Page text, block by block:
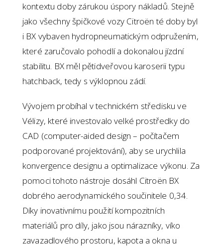
kontextu doby zárukou úspory nákladů. Stejně
jako všechny špičkové vozy Citroën té doby byl
i BX vybaven hydropneumatickým odpružením,
které zaručovalo pohodlí a dokonalou jízdní
stabilitu. BX měl pětidveřovou karoserii typu
hatchback, tedy s výklopnou zádí.
Vývojem probíhal v technickém středisku ve
Vélizy, které investovalo velké prostředky do
CAD (computer-aided design – počítačem
podporované projektování), aby se urychlila
konvergence designu a optimalizace výkonu. Za
pomoci tohoto nástroje dosáhl Citroën BX
dobrého aerodynamického součinitele 0,34.
Díky inovativnímu použití kompozitních
materiálů pro díly, jako jsou nárazníky, víko
zavazadlového prostoru, kapota a okna u